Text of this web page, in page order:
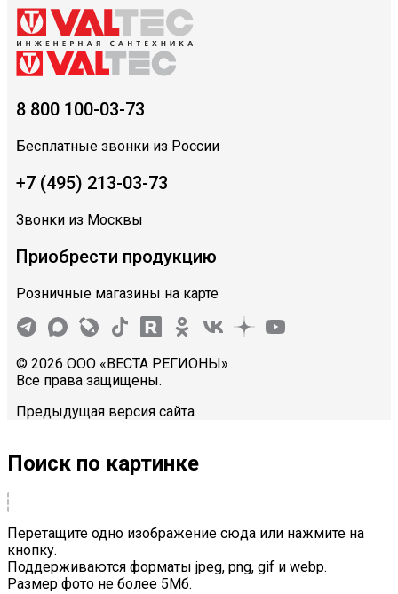
8 800 100-03-73
Бесплатные звонки из России
+7 (495) 213-03-73
Звонки из Москвы
Приобрести продукцию
Розничные магазины на карте
© 2026 ООО «ВЕСТА РЕГИОНЫ»
Все права защищены.
Предыдущая версия сайта
Поиск по картинке
Перетащите одно изображение сюда или нажмите на
кнопку.
Поддерживаются форматы jpeg, png, gif и webp.
Размер фото не более 5Mб.